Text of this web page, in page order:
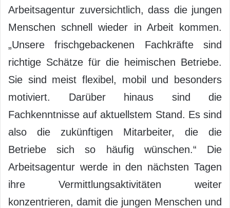
Arbeitsagentur zuversichtlich, dass die jungen
Menschen schnell wieder in Arbeit kommen.
„Unsere frischgebackenen Fachkräfte sind
richtige Schätze für die heimischen Betriebe.
Sie sind meist flexibel, mobil und besonders
motiviert. Darüber hinaus sind die
Fachkenntnisse auf aktuellstem Stand. Es sind
also die zukünftigen Mitarbeiter, die die
Betriebe sich so häufig wünschen.“ Die
Arbeitsagentur werde in den nächsten Tagen
ihre Vermittlungsaktivitäten weiter
konzentrieren, damit die jungen Menschen und